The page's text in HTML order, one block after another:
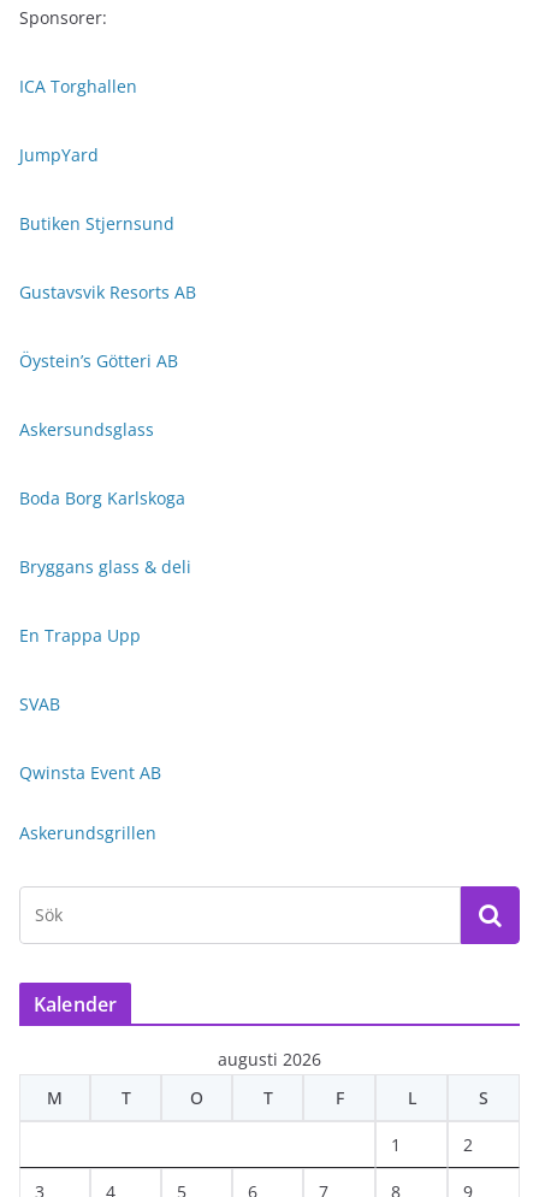
Sponsorer:
ICA Torghallen
JumpYard
Butiken Stjernsund
Gustavsvik Resorts AB
Öystein’s Götteri AB
Askersundsglass
Boda Borg Karlskoga
Bryggans glass & deli
En Trappa Upp
SVAB
Qwinsta Event AB
Askerundsgrillen
Kalender
augusti 2026
M
T O T F L S
1 2
3 4 5 6 7 8 9